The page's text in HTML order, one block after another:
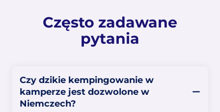
Często zadawane
pytania
Czy dzikie kempingowanie w
kamperze jest dozwolone w
Niemczech?